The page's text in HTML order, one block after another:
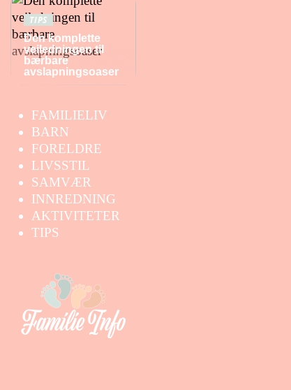
TIPS
Den komplette
veiledningen til
bærbare
avslapningsoaser
FAMILIELIV
BARN
FORELDRE
LIVSSTIL
SAMVÆR
INNREDNING
AKTIVITETER
TIPS